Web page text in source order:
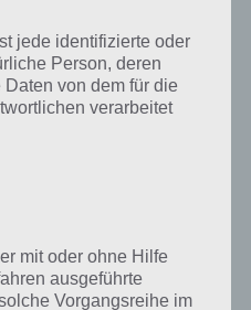
MX Player für
für iOS
mit deinem Smartphone und
ein Weg an der wohl besten
– ein tolles Layout, Design,
jedes Videoformat abspielen zu
jede identifizierte oder
Person, deren
von dem für die
verarbeitet
mit oder ohne Hilfe
ausgeführte
Vorgangsreihe im